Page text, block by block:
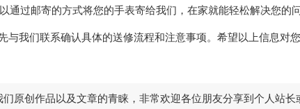
通过邮寄的方式将您的手表寄给我们，在家就能轻松解决您的问
我们联系确认具体的送修流程和注意事项。希望以上信息对您
原创作品以及文章的青睐，非常欢迎各位朋友分享到个人站长